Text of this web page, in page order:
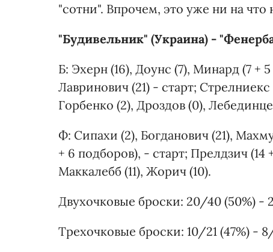
"сотни". Впрочем, это уже ни на что
"Будивельник" (Украина) -
Б: Эхерн (16), Доунс (7), Минард (7 +
Лавринович (21) - старт;
Горбенко (2), Дроздов (0),
Ф: Сипахи (2), Богданович (21),
+ 6 подборов), - старт; Прелдзич (14
Маккалебб (11), Жорич (10).
Двухочковые броски: 20/40 (50%) -
Трехочковые броски: 10/21 (47%) - 8/